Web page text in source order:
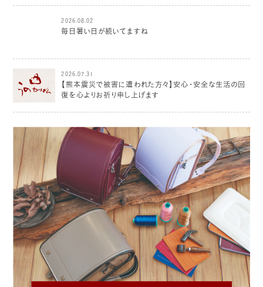
2026.08.02
毎日暑い日が続いてますね
2026.07.31
【熊本震災で被害に遭われた方々】安心・安全な生活の回
復を心よりお祈り申し上げます